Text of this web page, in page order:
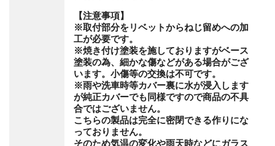
【注意事項】
※取付部分をリベットからねじ留めへの加
工が必要です。
※焼き付け塗装を施しておりますがベース
塗装の為、細かな傷などがある場合がござ
います。小傷等の交換は不可です。
※雨や洗車時等カバー裏に水が浸入します
が純正カバーでも同様ですので商品の不具
合ではございません。
こちらの製品は完全に密閉できる作りにな
っておりません。
そのため気温の変化や雨天時などにガラス